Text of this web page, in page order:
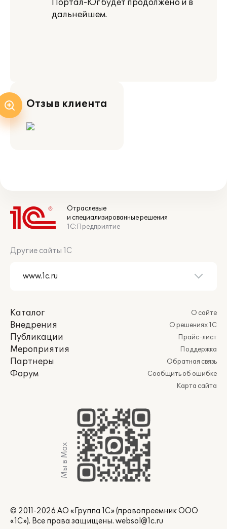
Портал-Юг будет продолжено и в
дальнейшем.
Отзыв клиента
Отраслевые
и специализированные решения
1С:Предприятие
Другие сайты 1С
Каталог
Внедрения
Публикации
Мероприятия
Партнеры
Форум
О сайте
О решениях 1С
Прайс-лист
Поддержка
Обратная связь
Сообщить об ошибке
Карта сайта
Мы в Max
© 2011-2026 АО «Группа 1С» (правопреемник ООО
«1С»). Все права защищены. websol@1c.ru